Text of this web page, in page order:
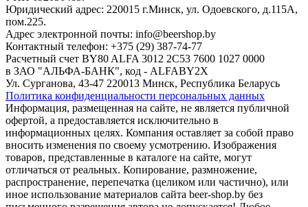
Юридический адрес: 220015 г.Минск, ул. Одоевского, д.115А,
пом.225.
Адрес электронной почты: info@beershop.by
Контактный телефон: +375 (29) 387-74-77
Расчетный счет BY80 ALFA 3012 2C53 7600 1027 0000
в ЗАО "АЛЬФА-БАНК", код - ALFABY2X
Ул. Сурганова, 43-47 220013 Минск, Республика Беларусь
Политика конфиденциальности персональных данных
Информация, размещенная на сайте, не является публичной
офертой, а предоставляется исключительно в
информационных целях. Компания оставляет за собой право
вносить изменения по своему усмотрению. Изображения
товаров, представленные в каталоге на сайте, могут
отличаться от реальных. Копирование, размножение,
распространение, перепечатка (целиком или частично), или
иное использование материалов сайта beer-shop.by без